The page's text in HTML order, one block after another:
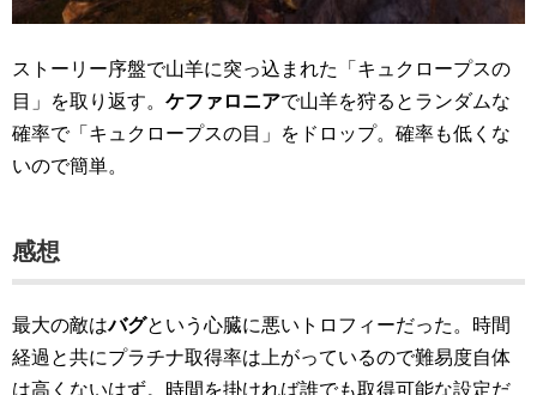
ストーリー序盤で山羊に突っ込まれた「キュクロープスの
目」を取り返す。 ケファロニアで山羊を狩るとランダムな
確率で「キュクロープスの目」をドロップ。確率も低くな
いので簡単。
感想
最大の敵はバグという心臓に悪いトロフィーだった。時間
経過と共にプラチナ取得率は上がっているので難易度自体
は高くないはず。時間を掛ければ誰でも取得可能な設定だ